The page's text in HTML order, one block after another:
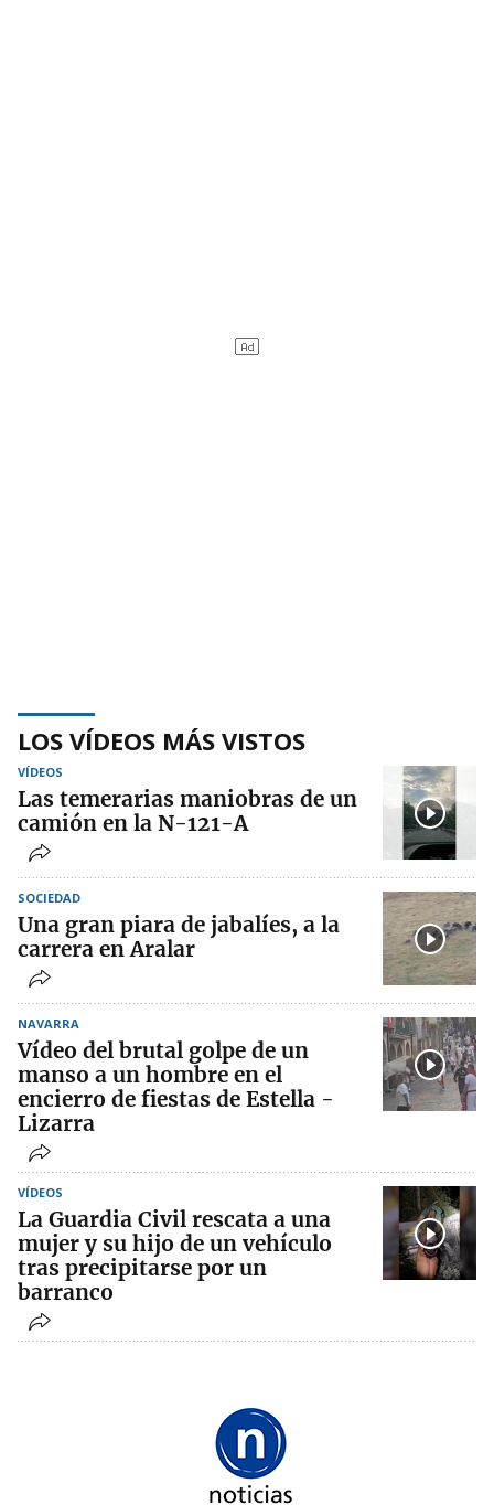
LOS VÍDEOS MÁS VISTOS
VÍDEOS
Las temerarias maniobras de un
camión en la N-121-A
SOCIEDAD
Una gran piara de jabalíes, a la
carrera en Aralar
NAVARRA
Vídeo del brutal golpe de un
manso a un hombre en el
encierro de fiestas de Estella -
Lizarra
VÍDEOS
La Guardia Civil rescata a una
mujer y su hijo de un vehículo
tras precipitarse por un
barranco